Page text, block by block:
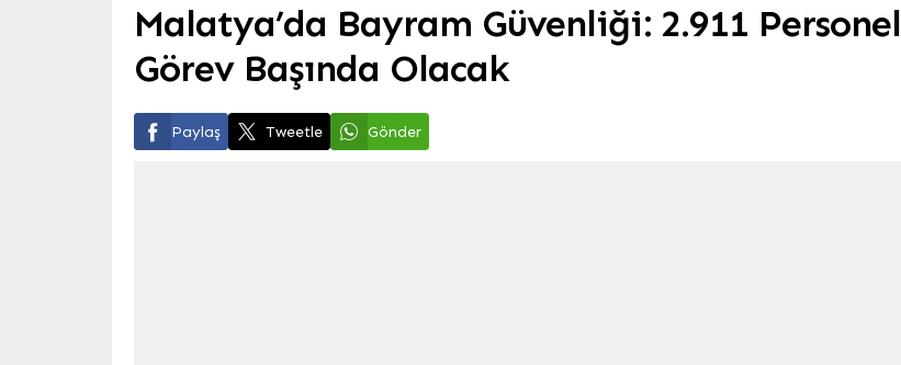
Malatya’da Bayram Güvenliği: 2.911 Personel
Görev Başında Olacak
Paylaş Tweetle Gönder